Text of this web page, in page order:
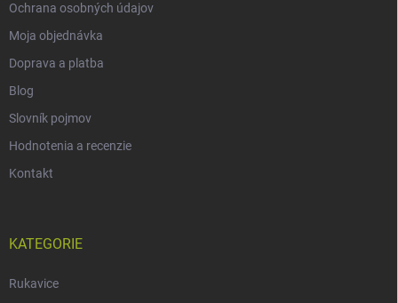
Ochrana osobných údajov
Moja objednávka
Doprava a platba
Blog
Slovník pojmov
Hodnotenia a recenzie
Kontakt
KATEGORIE
Rukavice